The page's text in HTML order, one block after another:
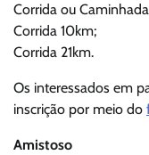
Corrida ou
Corrida 10km;
Corrida 21km.
Os interessados em
inscrição por meio do
Amistoso